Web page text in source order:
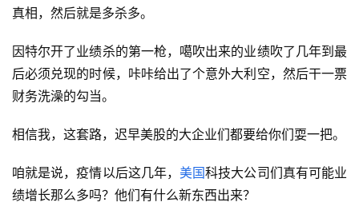
真相，然后就是多杀多。
因特尔开了业绩杀的第一枪，噶吹出来的业绩吹了几年到最
后必须兑现的时候，咔咔给出了个意外大利空，然后干一票
财务洗澡的勾当。
相信我，这套路，迟早美股的大企业们都要给你们耍一把。
咱就是说，疫情以后这几年，美国科技大公司们真有可能业
绩增长那么多吗？他们有什么新东西出来？